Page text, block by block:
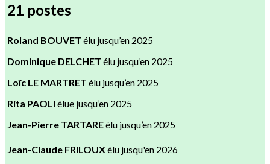
21 postes
Roland BOUVET élu jusqu’en 2025
Dominique DELCHET élu jusqu’en 2025
Loïc LE MARTRET élu jusqu’en 2025
Rita PAOLI élue jusqu’en 2025
Jean-Pierre TARTAREélu jusqu’en 2025
Jean-Claude FRILOUXélu jusqu'en 2026